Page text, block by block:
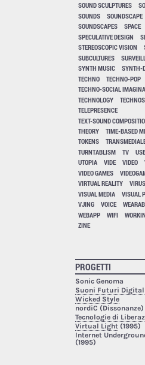
SOUND SCULPTURES
SOUNDS
SOUNDSCAPE
SOUNDSCAPES
SPACE
SPECULATIVE DESIGN
STEREOSCOPIC VISION
SUBCULTURES
SYNTH MUSIC
SYNTH-
TECHNO
TECHNO-POP
TECHNO-SOCIAL
TECHNOLOGY
TELEPRESENCE
TEXT-SOUND
THEORY
TIME-BASED
TOKENS
TURNTABLISM
TV
UTOPIA
VIDE VIDEO
VIDEO GAMES
VIRTUAL REALITY
VIRUS
VISUAL MEDIA
VISUAL
VJING
VOICE
WEBAPP
WIFI
ZINE
PROGETTI
Sonic Genoma
Suoni Futuri
Wicked Style
nordiC (Dissonanze)
Tecnologie di
Virtual Light(1995)
Internet
(1995)